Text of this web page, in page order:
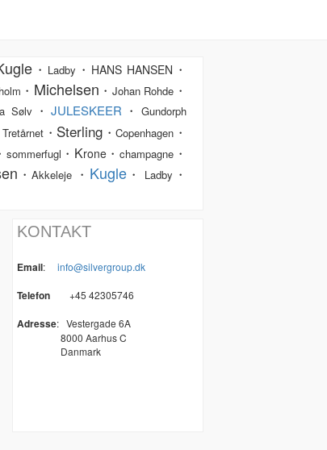
・ Ladby ・ HANS HANSEN ・
・ Michelsen ・ Johan Rohde ・
Sølv ・JULESKEER ・ Gundorph
Tretårnet ・ Sterling ・Copenhagen ・
sommerfugl ・ Krone・champagne ・
・Akkeleje ・ Kugle・ Ladby ・
KONTAKT
Email: info@silvergroup.dk
Telefon +45 42305746
Adresse: Vestergade 6A
8000 Aarhus C
Danmark